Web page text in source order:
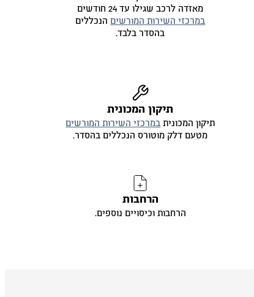
מאזדה לרכב שגילו עד 24 חודשים
במרכזי השירות המורשיםהנכללים
בהסדר בלבד.
תיקון המכונית
תיקון המכוניתבמרכזי השירות המורשים
מטעם דלק מוטורס הנכללים בהסדר.
הרחבות
הרחבות וכיסויים נוספים.